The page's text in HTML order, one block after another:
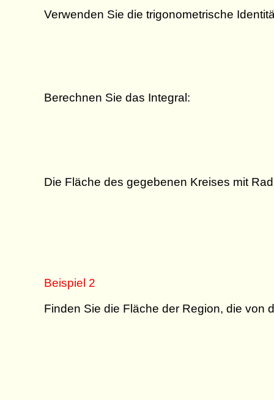
Verwenden Sie die trigonometrische
Berechnen Sie das Integral:
Die Fläche des gegebenen Kreises mit
Beispiel 2
Finden Sie die Fläche der Region, die von